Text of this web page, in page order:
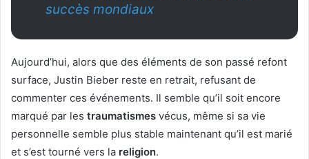
succès mondiaux
Aujourd’hui, alors que des éléments de son passé refont
surface, Justin Bieber reste en retrait, refusant de
commenter ces événements. Il semble qu’il soit encore
marqué par les traumatismes vécus, même si sa vie
personnelle semble plus stable maintenant qu’il est marié
et s’est tourné vers la religion.